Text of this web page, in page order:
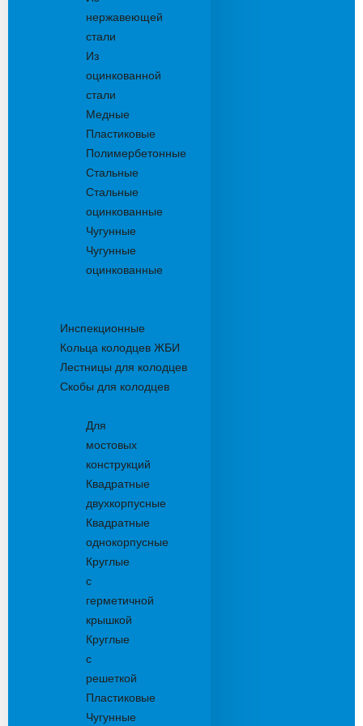
нержавеющей
стали
Из
оцинкованной
стали
Медные
Пластиковые
Полимербетонные
Стальные
Стальные
оцинкованные
Чугунные
Чугунные
оцинкованные
Инспекционные
Кольца колодцев ЖБИ
Лестницы для колодцев
Скобы для колодцев
Для
мостовых
конструкций
Квадратные
двухкорпусные
Квадратные
однокорпусные
Круглые
с
герметичной
крышкой
Круглые
с
решеткой
Пластиковые
Чугунные